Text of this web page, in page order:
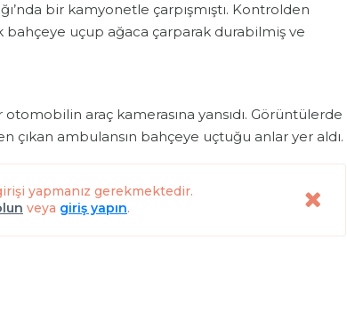
bir kamyonetle çarpışmıştı. Kontrolden
bahçeye uçup ağaca çarparak durabilmiş ve
otomobilin araç kamerasına yansıdı. Görüntülerde
çıkan ambulansın bahçeye uçtuğu anlar yer aldı.
yapmanız gerekmektedir.
veya giriş yapın.
ASAYİŞ